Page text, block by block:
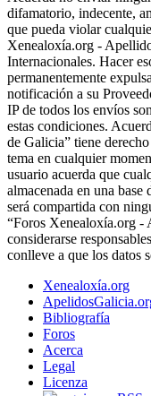
difamatorio, indecente,
que pueda violar
Xenealoxía.org -
Internacionales. Hacer
permanentemente
notificación a su
IP de todos los envíos
estas condiciones.
de Galicia” tiene
tema en cualquier
usuario acuerda que
almacenada en una
será compartida con
“Foros Xenealoxía.org -
considerarse
conlleve a que los datos
Xenealoxía.org
Bibliografía
Foros
Acerca
Legal
Licenza